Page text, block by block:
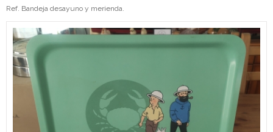
Ref. Bandeja desayuno y merienda.